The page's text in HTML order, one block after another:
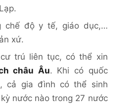
chế độ y tế, giáo dục,…
xứ.
trú liên tục, có thể xin
châu Âu. Khi có quốc
cả gia đình có thể sinh
nước nào trong 27 nước